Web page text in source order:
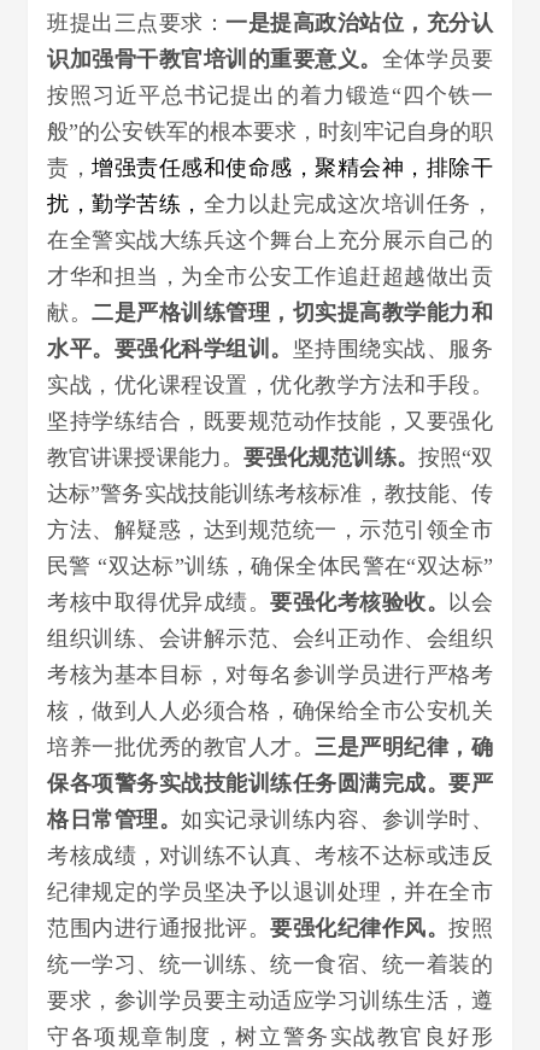
班提出三点要求：一是提高政治站位，充分认
识加强骨干教官培训的重要意义。 全体学员要
按照习近平总书记提出的着力锻造“四个铁一
般”的公安铁军的根本要求，时刻牢记自身的职
责，增强责任感和使命感，聚精会神，排除干
扰，勤学苦练， 全力以赴完成这次培训任务，
在全警实战大练兵这个舞台上充分展示自己的
才华和担当，为全市公安工作追赶超越做出贡
献。二是严格训练管理，切实提高教学能力和
水平。 要强化科学组训。 坚持围绕实战、服务
实战，优化课程设置，优化教学方法和手段。
坚持学练结合，既要规范动作技能，又要强化
教官讲课授课能力。 要强化规范训练。 按照“双
达标”警务实战技能训练考核标准，教技能、传
方法、解疑惑，达到规范统一，示范引领全市
民警 “双达标”训练，确保全体民警在“双达标”
考核中取得优异成绩。要强化考核验收。
以会
组织训练、会讲解示范、会纠正动作、会组织
考核为基本目标，对每名参训学员进行严格考
核，做到人人必须合格，确保给全市公安机关
培养一批优秀的教官人才。三是严明纪律，确
保各项警务实战技能训练任务圆满完成。要严
格日常管理。如实记录训练内容、参训学时、
考核成绩，对训练不认真、考核不达标或违反
纪律规定的学员坚决予以退训处理，并在全市
范围内进行通报批评。要强化纪律作风。按照
统一学习、统一训练、统一食宿、统一着装的
要求，参训学员要主动适应学习训练生活，遵
守各项规章制度，树立警务实战教官良好形